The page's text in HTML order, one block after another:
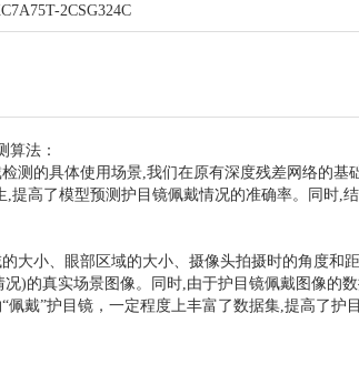
2CSG324C
算法：
测的具体使用场景,我们在原有深度残差网络的
,提高了模型预测护目镜佩戴情况的准确率。同时
大小、眼部区域的大小、摄像头拍摄时的角度
)的真实场景图像。同时,由于护目镜佩戴图像
戴”护目镜，一定程度上丰富了数据集,提高了